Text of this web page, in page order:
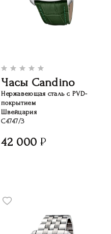
Часы Candino
Нержавеющая сталь с PVD-
покрытием
Швейцария
C4747/3
42 000